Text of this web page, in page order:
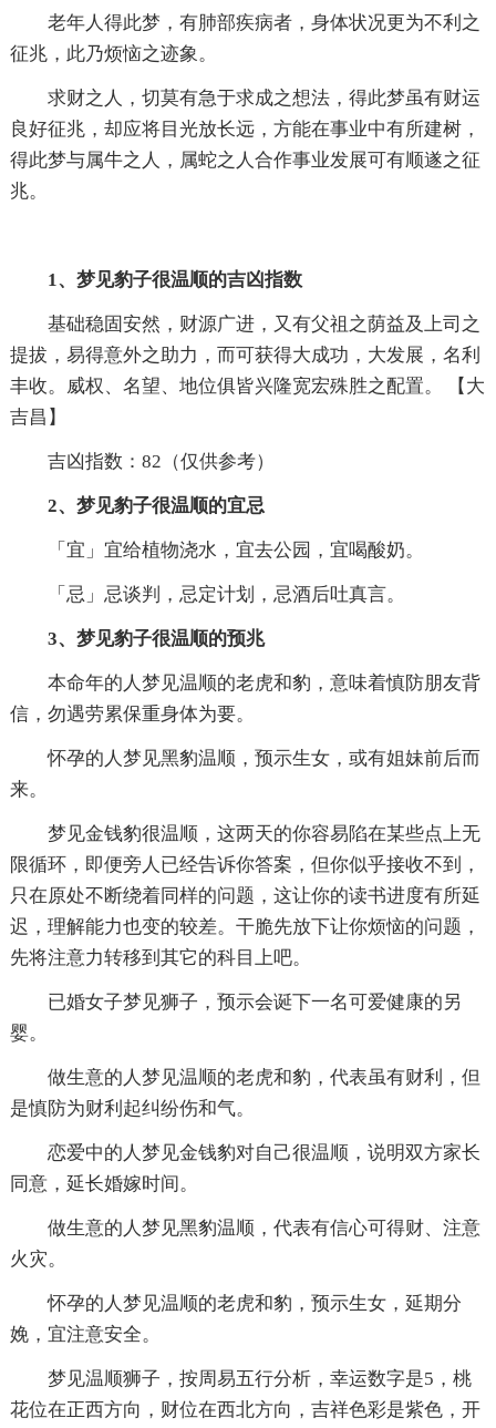
老年人得此梦，有肺部疾病者，身体状况更为不利之
征兆，此乃烦恼之迹象。
求财之人，切莫有急于求成之想法，得此梦虽有财运
良好征兆，却应将目光放长远，方能在事业中有所建树，
得此梦与属牛之人，属蛇之人合作事业发展可有顺遂之征
兆。
1、梦见豹子很温顺的吉凶指数
基础稳固安然，财源广进，又有父祖之荫益及上司之
提拔，易得意外之助力，而可获得大成功，大发展，名利
丰收。威权、名望、地位俱皆兴隆宽宏殊胜之配置。 【大
吉昌】
吉凶指数：82（仅供参考）
2、梦见豹子很温顺的宜忌
「宜」宜给植物浇水，宜去公园，宜喝酸奶。
「忌」忌谈判，忌定计划，忌酒后吐真言。
3、梦见豹子很温顺的预兆
本命年的人梦见温顺的老虎和豹，意味着慎防朋友背
信，勿遇劳累保重身体为要。
怀孕的人梦见黑豹温顺，预示生女，或有姐妹前后而
来。
梦见金钱豹很温顺，这两天的你容易陷在某些点上无
限循环，即便旁人已经告诉你答案，但你似乎接收不到，
只在原处不断绕着同样的问题，这让你的读书进度有所延
迟，理解能力也变的较差。干脆先放下让你烦恼的问题，
先将注意力转移到其它的科目上吧。
已婚女子梦见狮子，预示会诞下一名可爱健康的另
婴。
做生意的人梦见温顺的老虎和豹，代表虽有财利，但
是慎防为财利起纠纷伤和气。
恋爱中的人梦见金钱豹对自己很温顺，说明双方家长
同意，延长婚嫁时间。
做生意的人梦见黑豹温顺，代表有信心可得财、注意
火灾。
怀孕的人梦见温顺的老虎和豹，预示生女，延期分
娩，宜注意安全。
梦见温顺狮子，按周易五行分析，幸运数字是5，桃
花位在正西方向，财位在西北方向，吉祥色彩是紫色，开